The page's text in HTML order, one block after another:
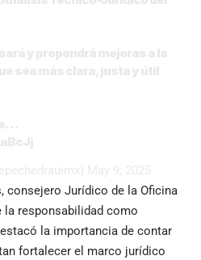
consejero Jurídico de la Oficina
la responsabilidad como
la importancia de contar
fortalecer el marco jurídico